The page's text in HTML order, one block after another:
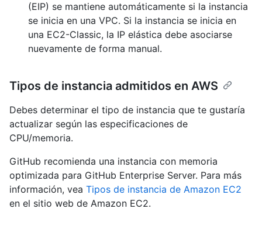
(EIP) se mantiene automáticamente si la instancia
se inicia en una VPC. Si la instancia se inicia en
una EC2-Classic, la IP elástica debe asociarse
nuevamente de forma manual.
Tipos de instancia admitidos en AWS
Debes determinar el tipo de instancia que te gustaría
actualizar según las especificaciones de
CPU/memoria.
GitHub recomienda una instancia con memoria
optimizada para GitHub Enterprise Server. Para más
información, vea Tipos de instancia de Amazon EC2
en el sitio web de Amazon EC2.